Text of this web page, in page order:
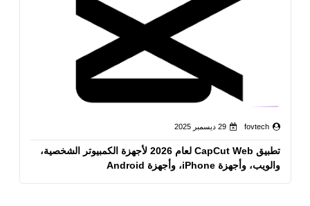
fovtech 29 ديسمبر 2025
تطبيق CapCut Web لعام 2026 لأجهزة الكمبيوتر الشخصية،
والويب، وأجهزة iPhone، وأجهزة Android